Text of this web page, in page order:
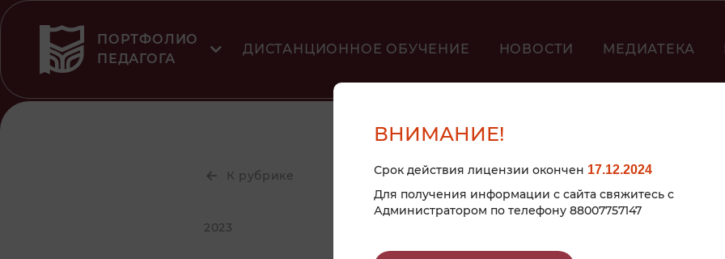
ПОРТФОЛИО
ПЕДАГОГА
ДИСТАНЦИОННОЕ ОБУЧЕНИЕ НОВОСТИ МЕДИАТЕКА
К рубрике
2023
ВНИМАНИЕ!
Срок действия лицензии окончен 17.12.2024
Для получения информации с сайта свяжитесь с
Администратором по телефону 88007757147